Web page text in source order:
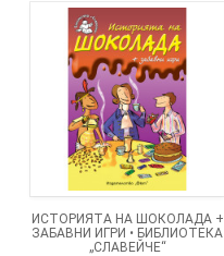
ИСТОРИЯТА НА ШОКОЛАДА +
ЗАБАВНИ ИГРИ • БИБЛИОТЕКА
„СЛАВЕЙЧЕ“